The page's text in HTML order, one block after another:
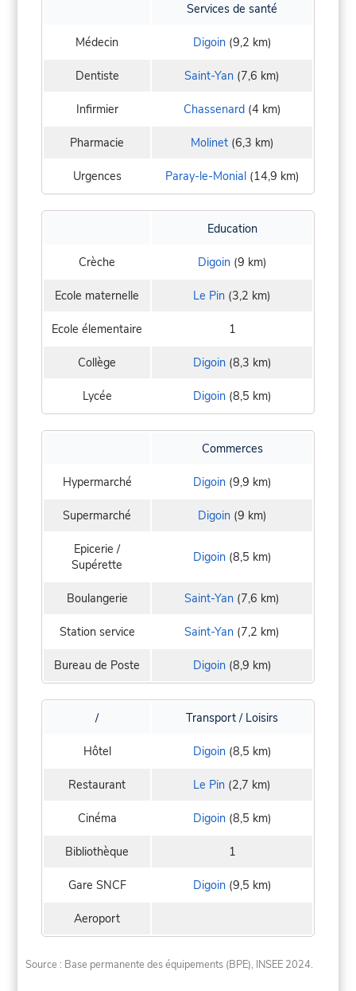
Services de santé
Médecin Digoin(9,2 km)
Dentiste Saint-Yan (7,6 km)
Infirmier Chassenard(4 km)
Pharmacie Molinet(6,3 km)
Urgences Paray-le-Monial(14,9 km)
Education
Crèche Digoin(9 km)
Ecole maternelle Le Pin (3,2 km)
Ecole élementaire 1
Collège Digoin(8,3 km)
Lycée Digoin(8,5 km)
Commerces
Hypermarché Digoin(9,9 km)
Supermarché Digoin(9 km)
Epicerie /
Supérette
Digoin(8,5 km)
Boulangerie Saint-Yan (7,6 km)
Station service Saint-Yan (7,2 km)
Bureau de Poste Digoin(8,9 km)
/ Transport / Loisirs
Hôtel Digoin(8,5 km)
Restaurant Le Pin (2,7 km)
Cinéma Digoin(8,5 km)
Bibliothèque 1
Gare SNCF Digoin(9,5 km)
Aeroport
Source : Base permanente des équipements (BPE), INSEE 2024.